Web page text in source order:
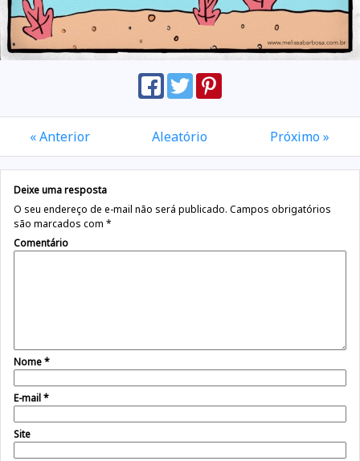
« Anterior Aleatório Próximo »
Deixe uma resposta
O seu endereço de e-mail não será publicado. Campos obrigatórios
são marcados com *
Comentário
Nome*
E-mail*
Site